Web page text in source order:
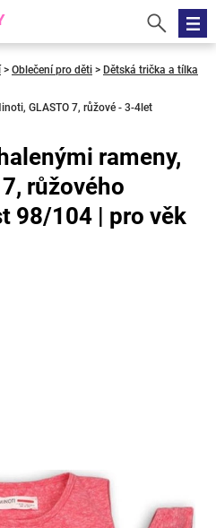
> Oblečení pro děti > Dětská trička a tílka
GLASTO 7, růžové - 3-4let
rameny,
růžového
98/104 | pro věk